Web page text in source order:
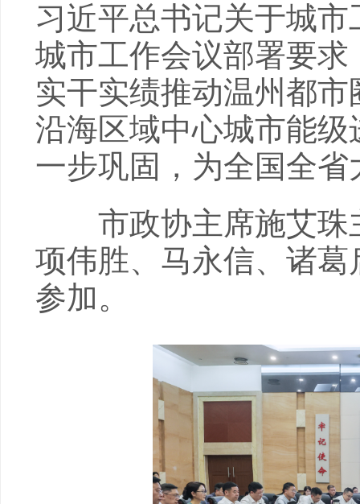
习近平总书记关于城
城市工作会议部署要
实干实绩推动温州都
沿海区域中心城市能级
一步巩固，为全国全
市政协主席施艾珠
项伟胜、马永信、诸
参加。